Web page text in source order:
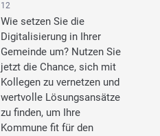
12
Wie setzen Sie die
Digitalisierung in Ihrer
Gemeinde um? Nutzen Sie
jetzt die Chance, sich mit
Kollegen zu vernetzen und
wertvolle Lösungsansätze
zu finden, um Ihre
Kommune fit für den